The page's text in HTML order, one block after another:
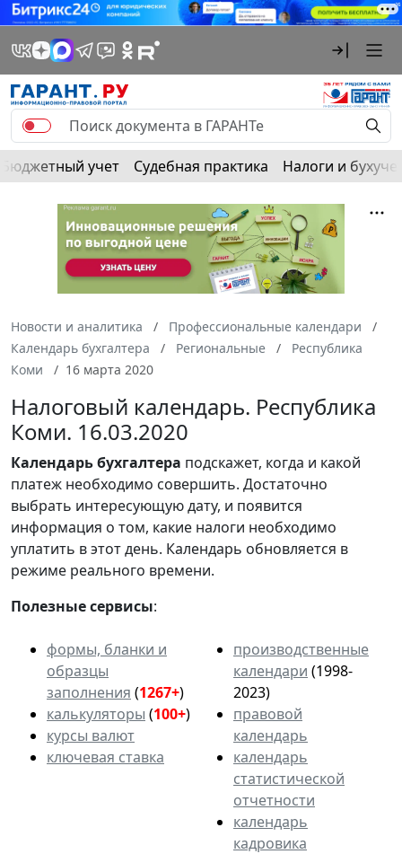
Бюджетный учет Судебная практика Налоги и
Новости и аналитика
Профессиональные календари
Календарь бухгалтера
Региональные
Республика
Коми
16 марта 2020
Налоговый календарь. Республика
Коми. 16.03.2020
Календарьбухгалтера подскажет, когда и какой
платеж необходимо совершить. Достаточно
выбрать интересующую дату, и появится
информация о том, какие налоги необходимо
уплатить в этот день. Календарь обновляется в
режиме реального времени.
Полезные сервисы:
формы, бланки и
образцы
заполнения (1267+)
калькуляторы (100+)
курсы валют
ключевая ставка
производственные
календари (1998-
2023)
правовой
календарь
календарь
статистической
отчетности
календарь
кадровика